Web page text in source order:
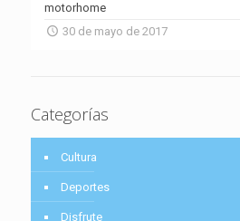
motorhome
30 de mayo de 2017
Categorías
Cultura
Deportes
Disfrute